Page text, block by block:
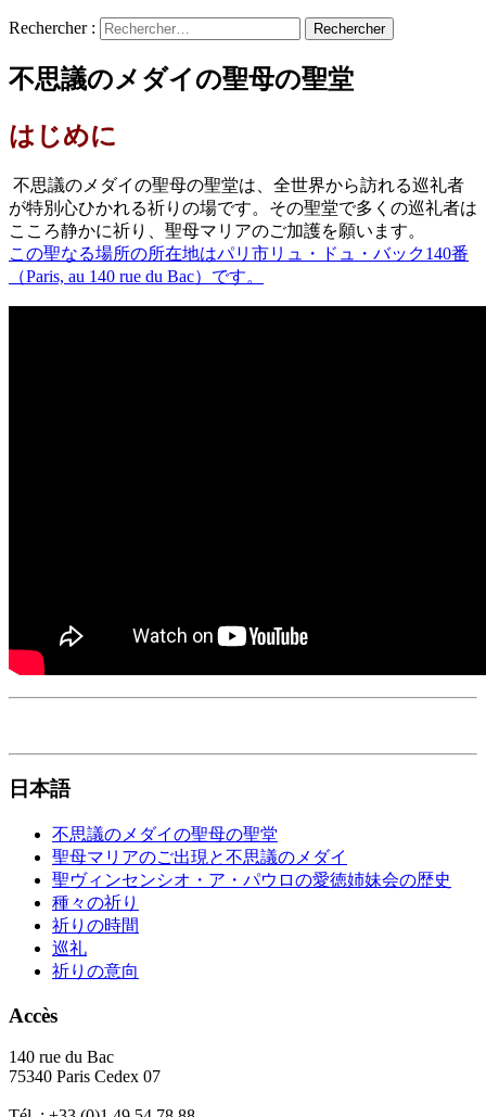
Rechercher :
不思議のメダイの聖母の聖堂
はじめに
不思議のメダイの聖母の聖堂は、全世界から訪れる巡礼者
が特別心ひかれる祈りの場です。その聖堂で多くの巡礼者は
こころ静かに祈り、聖母マリアのご加護を願います。
この聖なる場所の所在地はパリ市リュ・ドュ・バック140番
（Paris, au 140 rue du Bac）です。
日本語
不思議のメダイの聖母の聖堂
聖母マリアのご出現と不思議のメダイ
聖ヴィンセンシオ・ア・パウロの愛徳姉妹会の歴史
種々の祈り
祈りの時間
巡礼
祈りの意向
Accès
140 rue du Bac
75340 Paris Cedex 07